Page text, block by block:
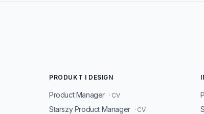
PRODUKT I DESIGN
Product Manager · CV
Starszy Product Manager · CV